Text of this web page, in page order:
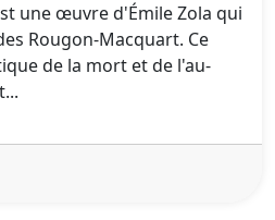
une œuvre d'Émile Zola qui
Rougon-Macquart. Ce
de la mort et de l'au-